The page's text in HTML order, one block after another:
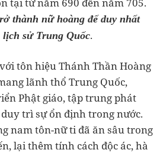
thành nữ hoàng đế duy nhất
sử Trung Quốc.
tôn hiệu Thánh Thần Hoàng
lãnh thổ Trung Quốc,
Phật giáo, tập trung phát
trì sự ổn định trong nước.
nam tôn-nữ ti đã ăn sâu trong
lại thêm tính cách độc ác, hà